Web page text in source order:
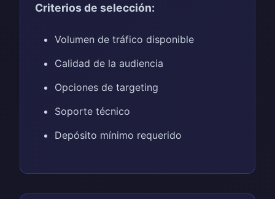
Criterios de selección:
Volumen de tráfico disponible
Calidad de la audiencia
Opciones de targeting
Soporte técnico
Depósito mínimo requerido